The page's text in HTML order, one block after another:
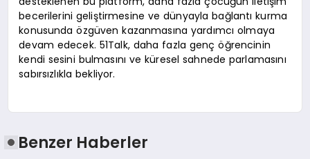
becerilerini geliştirmesine ve dünyayla bağlantı kurma
konusunda özgüven kazanmasına yardımcı olmaya
devam edecek. 51Talk, daha fazla genç öğrencinin
kendi sesini bulmasını ve küresel sahnede parlamasını
sabırsızlıkla bekliyor.
Benzer Haberler